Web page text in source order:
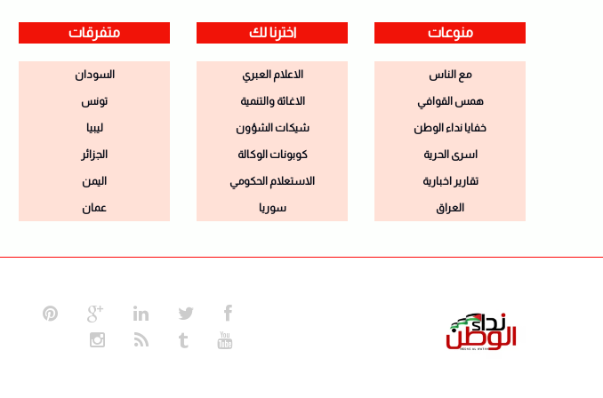
منوعات
مع الناس
همس القوافي
خفايا نداء الوطن
اسرى الحرية
تقارير اخبارية
العراق
اخترنا لك
الاعلام العبري
الاغاثة والتنمية
شيكات الشؤون
كوبونات الوكالة
الاستعلام الحكومي
سوريا
متفرقات
السودان
تونس
ليبيا
الجزائر
اليمن
عمان